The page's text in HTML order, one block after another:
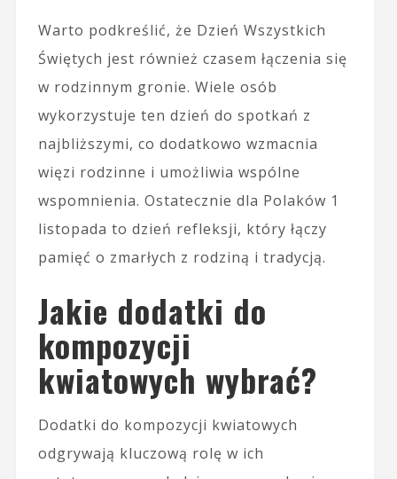
Warto podkreślić, że Dzień Wszystkich
Świętych jest również czasem łączenia się
w rodzinnym gronie. Wiele osób
wykorzystuje ten dzień do spotkań z
najbliższymi, co dodatkowo wzmacnia
więzi rodzinne i umożliwia wspólne
wspomnienia. Ostatecznie dla Polaków 1
listopada to dzień refleksji, który łączy
pamięć o zmarłych z rodziną i tradycją.
Jakie dodatki do
kompozycji
kwiatowych wybrać?
Dodatki do kompozycji kwiatowych
odgrywają kluczową rolę w ich